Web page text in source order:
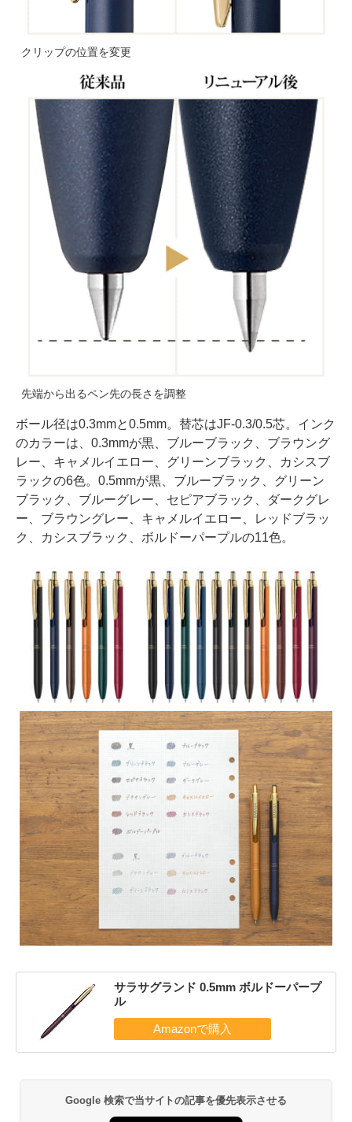
クリップの位置を変更
先端から出るペン先の長さを調整
ボール径は0.3mmと0.5mm。替芯はJF-0.3/0.5芯。インク
のカラーは、0.3mmが黒、ブルーブラック、ブラウング
レー、キャメルイエロー、グリーンブラック、カシスブ
ラックの6色。0.5mmが黒、ブルーブラック、グリーン
ブラック、ブルーグレー、セピアブラック、ダークグレ
ー、ブラウングレー、キャメルイエロー、レッドブラッ
ク、カシスブラック、ボルドーパープルの11色。
サラサグランド 0.5mm ボルドーパープ
ル
Google 検索で当サイトの記事を優先表示させる